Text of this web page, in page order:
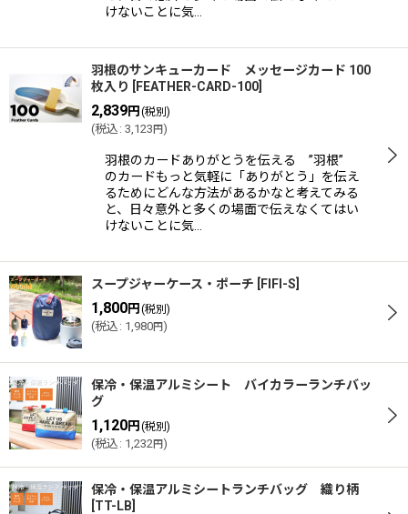
けないことに気…
羽根のサンキューカード メッセージカード 100
枚入り
FEATHER-CARD-100
2,839円 (税別)
(税込 : 3,123 円)
羽根のカードありがとうを伝える ”羽根”
のカードもっと気軽に「ありがとう」を伝え
るためにどんな方法があるかなと考えてみる
と、日々意外と多くの場面で伝えなくてはい
けないことに気…
スープジャーケース・ポーチ FIFI-S
1,800円 (税別)
(税込 : 1,980円)
保冷・保温アルミシート バイカラーランチバッ
グ
1,120円 (税別)
(税込 : 1,232円)
保冷・保温アルミシートランチバッグ 織り柄
TT-LB